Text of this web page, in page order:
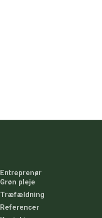
Entreprenør
Grøn pleje
Træfældning
Referencer